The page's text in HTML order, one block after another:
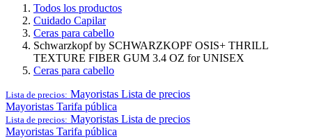
Todos los productos
Cuidado Capilar
Ceras para cabello
Schwarzkopf by SCHWARZKOPF OSIS+ THRILL
TEXTURE FIBER GUM 3.4 OZ for UNISEX
Ceras para cabello
Lista de precios: Mayoristas Lista de precios
Mayoristas Tarifa pública
Lista de precios: Mayoristas Lista de precios
Mayoristas Tarifa pública